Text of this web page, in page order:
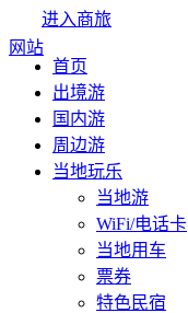
进入商旅
网站
首页
出境游
国内游
周边游
当地玩乐
当地游
WiFi/电话卡
当地用车
票券
特色民宿